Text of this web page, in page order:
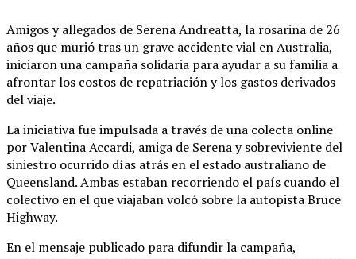
Amigos y allegados de Serena Andreatta, la rosarina de 26
años que murió tras un grave accidente vial en Australia,
iniciaron una campaña solidaria para ayudar a su familia a
afrontar los costos de repatriación y los gastos derivados
del viaje.
La iniciativa fue impulsada a través de una colecta online
por Valentina Accardi, amiga de Serena y sobreviviente del
siniestro ocurrido días atrás en el estado australiano de
Queensland. Ambas estaban recorriendo el país cuando el
colectivo en el que viajaban volcó sobre la autopista Bruce
Highway.
En el mensaje publicado para difundir la campaña,